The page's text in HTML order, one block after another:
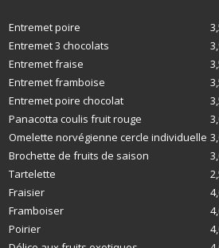
Entremet poire
Entremet 3 chocolats
Entremet fraise
Entremet framboise
Entremet poire chocolat
Panacotta coulis fruit rouge
Omelette norvégienne cercle individuelle
Brochette de fruits de saison
Tartelette
Fraisier
Framboiser
Poirier